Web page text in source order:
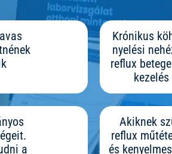
a
Krónikus
nyelési
reflux
Akiknek
reflux
és